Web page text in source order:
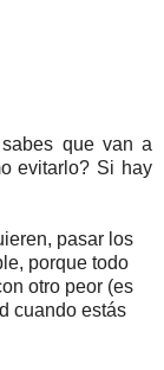
que van a
evitarlo? Si hay
pasar los
porque todo
otro peor (es
cuando estás